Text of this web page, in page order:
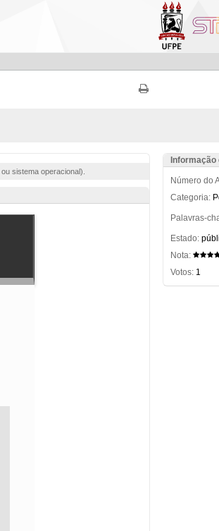
sistema operacional).
Informação
Número do
Categoria:
Palavras-
Estado:
Nota:
Votos: 1